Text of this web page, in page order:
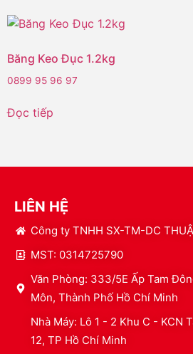
Băng Keo Đục 1.2kg
0899 95 96 97
Đọc tiếp
LIÊN HỆ
Công ty TNHH SX-TM-DC
MST: 0314725790
Văn Phòng: 333/5E Ấp Tam
Môn, Thành Phố Hồ Chí Minh
Nhà Máy: Lô 1 - 2 Khu C - KCN
12, TP Hồ Chí Minh